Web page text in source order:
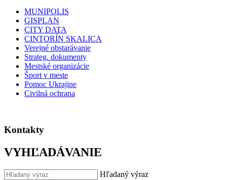
MUNIPOLIS
GISPLAN
CITY DATA
CINTORÍN SKALICA
Verejné obstarávanie
Strateg. dokumenty
Mestské organizácie
Šport v meste
Pomoc Ukrajine
Civilná ochrana
Kontakty
VYHĽADÁVANIE
Hľadaný výraz